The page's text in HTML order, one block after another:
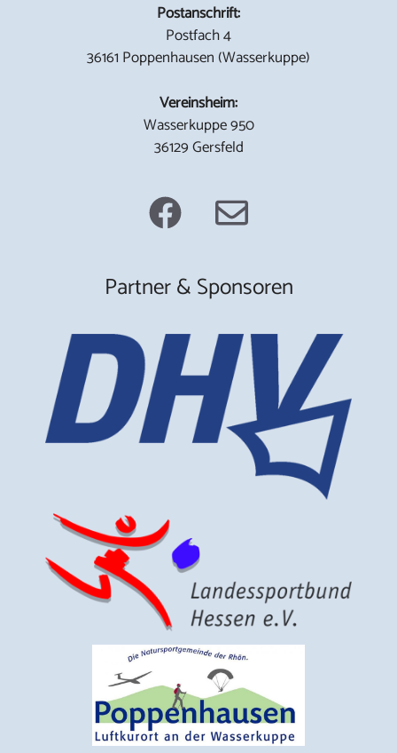
Postanschrift:
Postfach 4
36161 Poppenhausen (Wasserkuppe)
Vereinsheim:
Wasserkuppe 950
36129 Gersfeld
Partner & Sponsoren